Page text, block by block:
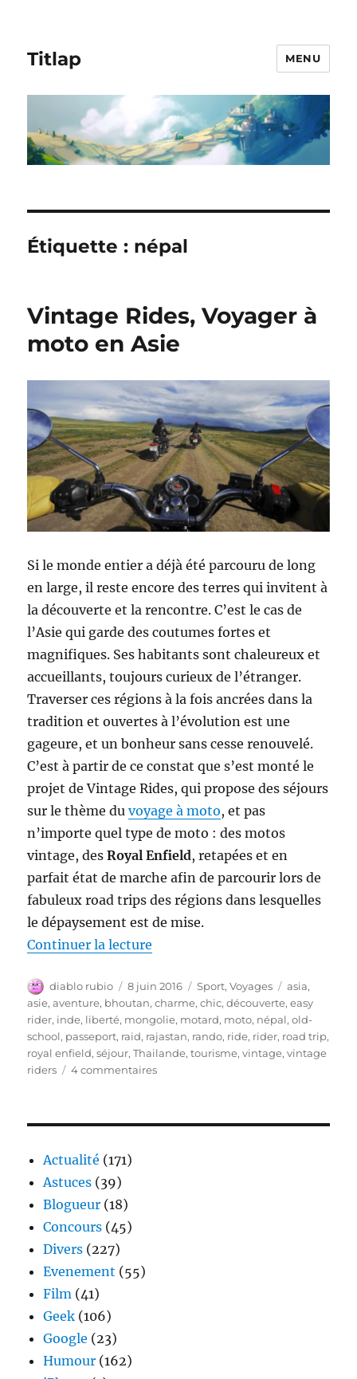
Titlap MENU
Étiquette : népal
Vintage Rides, Voyager à
moto en Asie
Si le monde entier a déjà été parcouru de long
en large, il reste encore des terres qui invitent à
la découverte et la rencontre. C’est le cas de
l’Asie qui garde des coutumes fortes et
magnifiques. Ses habitants sont chaleureux et
accueillants, toujours curieux de l’étranger.
Traverser ces régions à la fois ancrées dans la
tradition et ouvertes à l’évolution est une
gageure, et un bonheur sans cesse renouvelé.
C’est à partir de ce constat que s’est monté le
projet de Vintage Rides, qui propose des séjours
sur le thème duvoyage à moto, et pas
n’importe quel type de moto : des motos
vintage, desRoyal Enfield, retapées et en
parfait état de marche afin de parcourir lors de
fabuleux road trips des régions dans lesquelles
le dépaysement est de mise.
Continuer la lecture
Auteur
diablo rubio
Publié
le
8 juin 2016 Catégories
Sport,Voyages Étiquettes
asia,
asie,aventure, bhoutan,charme,chic,découverte,easy
rider, inde, liberté, mongolie, motard, moto, népal,old-
school, passeport, raid, rajastan, rando, ride, rider, road trip,
royal enfield,séjour,Thailande,tourisme,vintage,vintage
riders
4 commentairessur
Actualité (171)
Astuces (39)
Blogueur (18)
Concours (45)
Divers (227)
Evenement (55)
Film (41)
Geek (106)
Google (23)
Humour (162)